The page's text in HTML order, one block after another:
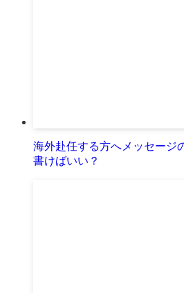
海外赴任する方へメッセージ
書けばいい？